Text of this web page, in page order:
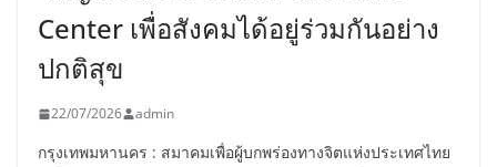
Center เพื่อสังคมได้อยู่ร่วมกันอย่าง
ปกติสุข
22/07/2026 admin
กรุงเทพมหานคร : สมาคมเพื่อผู้บกพร่องทางจิตแห่งประเทศไทย